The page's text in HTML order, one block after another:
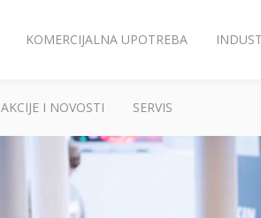
KOMERCIJALNA UPOTREBA
AKCIJE I NOVOSTI SERVIS